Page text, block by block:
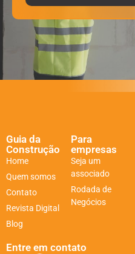
Guia da
Construção
Home
Quem somos
Contato
Revista Digital
Blog
Para
empresas
Seja um
associado
Rodada de
Negócios
Entre em contato